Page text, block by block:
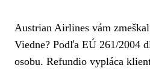
Austrian Airlines vám
Viedne? Podľa EÚ 261/2004
osobu. Refundio vypláca